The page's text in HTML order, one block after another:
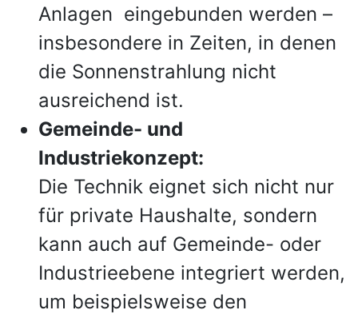
Anlagen eingebunden werden –
insbesondere in Zeiten, in denen
die Sonnenstrahlung nicht
ausreichend ist.
Gemeinde- und
Industriekonzept:
Die Technik eignet sich nicht nur
für private Haushalte, sondern
kann auch auf Gemeinde- oder
Industrieebene integriert werden,
um beispielsweise den